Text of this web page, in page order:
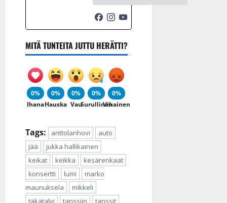
MITÄ TUNTEITA JUTTU HERÄTTI?
0%
Ihana
0%
Hauska
0%
Vau
0%
Surullinen
0%
Vihainen
Tags: anttolanhovi
auto
jää
jukka hallikainen
keikat
keikka
kesärenkaat
konsertti
lumi
marko
maunuksela
mikkeli
takatalvi
tanssiin tanssit